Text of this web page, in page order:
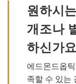
원하시
개조나
하신가
에드몬드옵
족할 수 있는